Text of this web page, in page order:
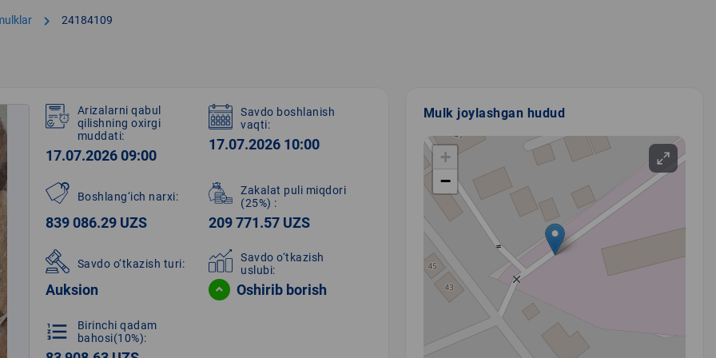
chevron_right 24184109
Arizalarni qabul
qilishning oxirgi
muddati:
17.07.2026 09:00
Savdo boshlanish
vaqti:
17.07.2026 10:00
Boshlang‘ich narxi:
839 086.29 UZS
Zakalat puli miqdori
(25%) :
209 771.57 UZS
Savdo o‘tkazish turi:
Auksion
Savdo o‘tkazish
uslubi:
Oshirib borish
format_list_numbered
Birinchi qadam
bahosi(10%):
Mulk joylashgan hudud
+
−